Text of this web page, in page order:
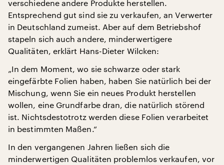
verschiedene andere Produkte herstellen.
Entsprechend gut sind sie zu verkaufen, an Verwerter
in Deutschland zumeist. Aber auf dem Betriebshof
stapeln sich auch andere, minderwertigere
Qualitäten, erklärt Hans-Dieter Wilcken:
„In dem Moment, wo sie schwarze oder stark
eingefärbte Folien haben, haben Sie natürlich bei der
Mischung, wenn Sie ein neues Produkt herstellen
wollen, eine Grundfarbe dran, die natürlich störend
ist. Nichtsdestotrotz werden diese Folien verarbeitet
in bestimmten Maßen.“
In den vergangenen Jahren ließen sich die
minderwertigen Qualitäten problemlos verkaufen, vor